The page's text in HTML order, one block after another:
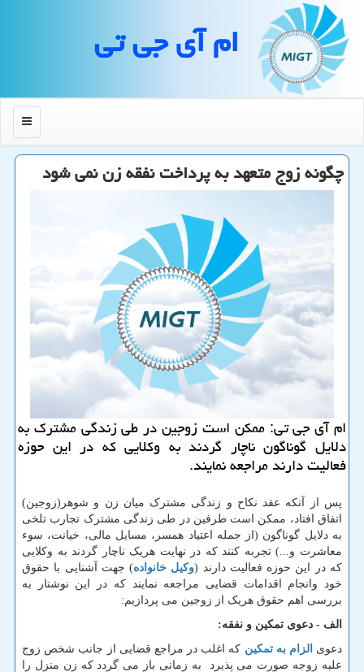
ام آی جی تی
منو
چگونه زوج متعهد به پرداخت نفقه زن نمی شود
ام آی جی تی: ممكن است زوجین در طی زندگی مشترك به
دلایل گوناگون ناچار گردند به وكلایی كه در این حوزه
فعالیت دارند مراجعه نمایند.
پس از آنکه عقد نکاح و زندگی مشترک میان زن و شوهر(زوجین)
اتفاق افتاد، ممکن است طرفین در طی زندگی مشترک تجارب تلخی
به دلایل گوناگون (از جمله اعتیاد همسر، مسایل مالی، خیانت، سوء
معاشرت و...) تجربه کنند که در نهایت هریک ناچار گردند به وکلایی
که در این حوزه فعالیت دارند (وکیل خانواده) جهت آشنایی با حقوق
خود وانجام اقدامات قضایی مراجعه نمایند که در این نوشتار به
بررسی اهم حقوق هریک از زوجین می پردازیم:
الف - دعوی تمکین و نفقه:
دعوی الزام به تمکین که اغلب در مراجع قضایی از جانب شخص زوج
علیه زوجه صورت می پذیرد به زمانی باز می گردد که زن منزل را